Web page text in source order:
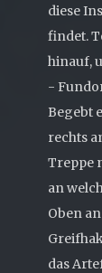
diese
findet.
hinauf,
-
Begebt
rechts
Treppe
an
Oben
das